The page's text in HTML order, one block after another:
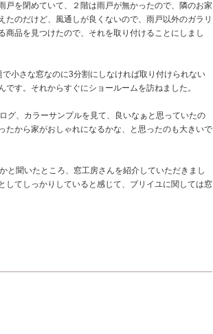
を閉めていて、２階は雨戸が無かったので、隣のお家
のだけど、風通しが良くないので、雨戸以外のガラリ
品を見つけたので、それを取り付けることにしまし
小さな窓なのに3分割にしなければ取り付けられない
す。それからすぐにショールームを訪ねました。
グ、カラーサンプルを見て、良いなぁと思っていたの
から家がおしゃれになるかな、と思ったのも大きいで
と聞いたところ、窓工房さんを紹介していただきまし
てしっかりしていると感じて、ブリイユに関しては窓